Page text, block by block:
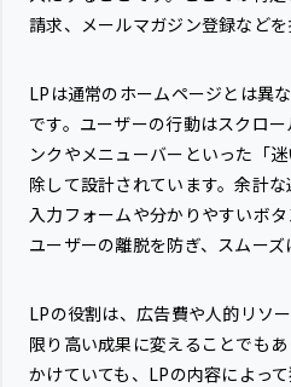
請求、メールマガジン登録などを
LPは通常のホームページとは異
です。ユーザーの行動はスクロ
ンクやメニューバーといった「
除して設計されています。余計
入力フォームや分かりやすいボ
ユーザーの離脱を防ぎ、スムーズ
LPの役割は、広告費や人的リソ
限り高い成果に変えることでも
かけていても、LPの内容によっ